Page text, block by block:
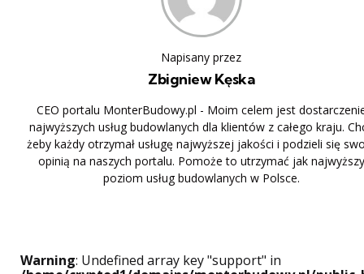
Napisany przez
Zbigniew Kęska
CEO portalu MonterBudowy.pl - Moim celem jest
najwyższych usług budowlanych dla klientów z całego kraju.
żeby każdy otrzymał usługę najwyższej jakości i podzieli się
opinią na naszych portalu. Pomoże to utrzymać jak najwyższy
poziom usług budowlanych w Polsce.
Warning: Undefined array key "support" in